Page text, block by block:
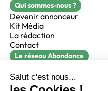
Qui sommes-nous ?
Devenir annonceur
Kit Média
La rédaction
Contact
Le réseau Abondance
Réacteur
alfie formation